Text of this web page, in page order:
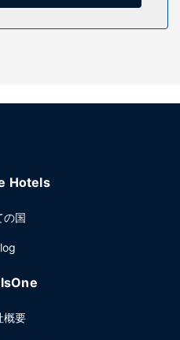
だけます。その他の設備とし
備、自動販売機をお使いいた
Hotels
の国
概要